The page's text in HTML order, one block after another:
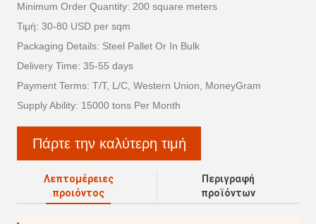
Minimum Order Quantity: 200 square meters
Τιμή: 30-80 USD per sqm
Packaging Details: Steel Pallet Or In Bulk
Delivery Time: 35-55 days
Payment Terms: T/T, L/C, Western Union, MoneyGram
Supply Ability: 15000 tons Per Month
Πάρτε την καλύτερη τιμή
Λεπτομέρειες
προιόντος
Περιγραφή
προϊόντων